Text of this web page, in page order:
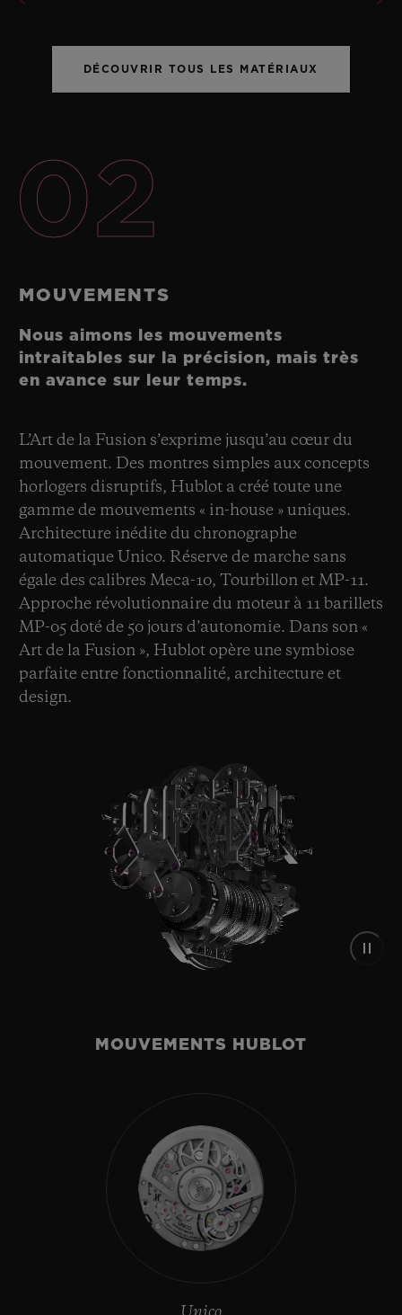
DÉCOUVRIR TOUS LES MATÉRIAUX
02
MOUVEMENTS
Nous aimons les mouvements
intraitables sur la précision, mais très
en avance sur leur temps.
L’Art de la Fusion s’exprime jusqu’au cœur du
mouvement. Des montres simples aux concepts
horlogers disruptifs, Hublot a créé toute une
gamme de mouvements « in-house » uniques.
Architecture inédite du chronographe
automatique Unico. Réserve de marche sans
égale des calibres Meca-10, Tourbillon et MP-11.
Approche révolutionnaire du moteur à 11 barillets
MP-05 doté de 50 jours d’autonomie. Dans son «
Art de la Fusion », Hublot opère une symbiose
parfaite entre fonctionnalité, architecture et
design.
MOUVEMENTS HUBLOT